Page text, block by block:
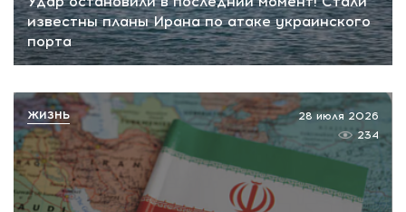
известны планы Ирана по атаке украинского
порта
28 июля 2026
234
ЖИЗНЬ